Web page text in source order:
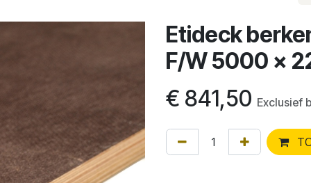
Etideck
F/W 5000 x
€ 841,50 Exclusief